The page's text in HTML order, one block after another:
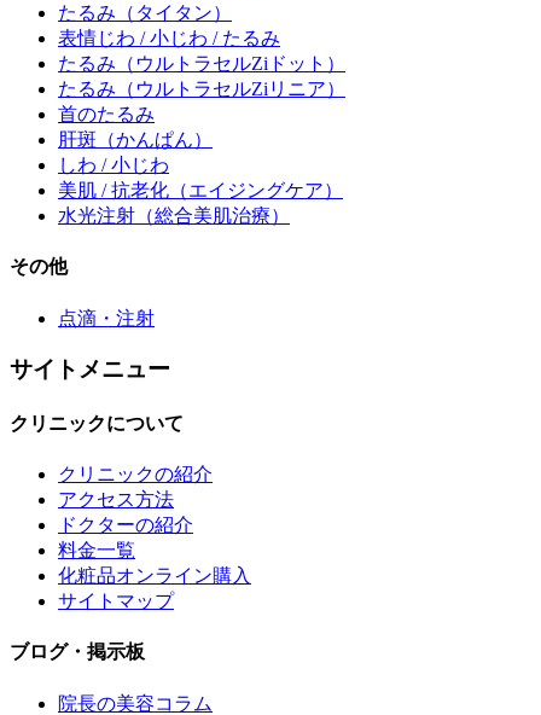
たるみ （タイタン）
表情じわ / 小じわ / たるみ
たるみ （ウルトラセルZiドット）
たるみ （ウルトラセルZiリニア）
首のたるみ
肝斑 （かんぱん）
しわ / 小じわ
美肌 / 抗老化 （エイジングケア）
水光注射 （総合美肌治療）
その他
点滴・注射
サイトメニュー
クリニックについて
クリニックの紹介
アクセス方法
ドクターの紹介
料金一覧
化粧品オンライン購入
サイトマップ
ブログ・掲示板
院長の美容コラム